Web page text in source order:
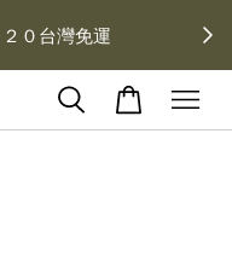
去領劵